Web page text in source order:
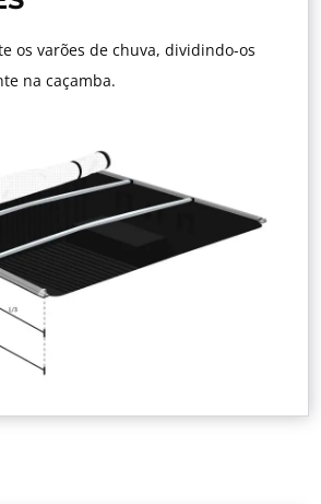
os varões de chuva, dividindo-os
na caçamba.